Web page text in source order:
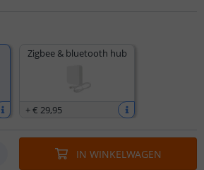
Zigbee & bluetooth hub
+€ 29,95
IN WINKELWAGEN